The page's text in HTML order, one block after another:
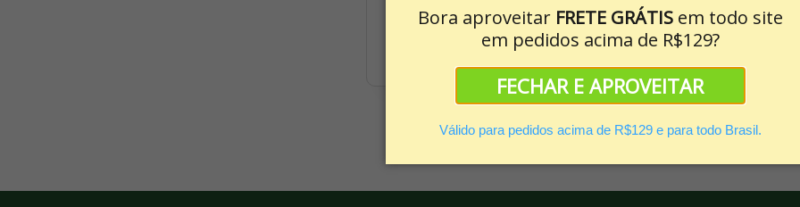
Bora aproveitar FRETE GRÁTISem todo site
em pedidos acima de R$129?
FECHAR E APROVEITAR
Válido para pedidos acima de R$129 e para todo Brasil.
R$ 35,99